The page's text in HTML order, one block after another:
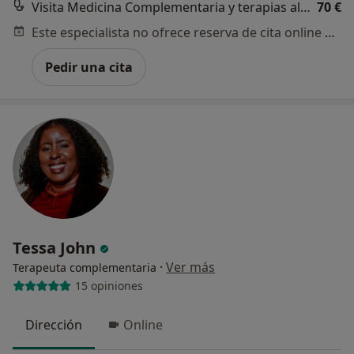
Visita Medicina Complementaria y terapias alternativas 70 €
Este especialista no ofrece reserva de cita online en esta dirección.
Pedir una cita
Tessa John
Terapeuta complementaria · Ver más
15 opiniones
Dirección Online